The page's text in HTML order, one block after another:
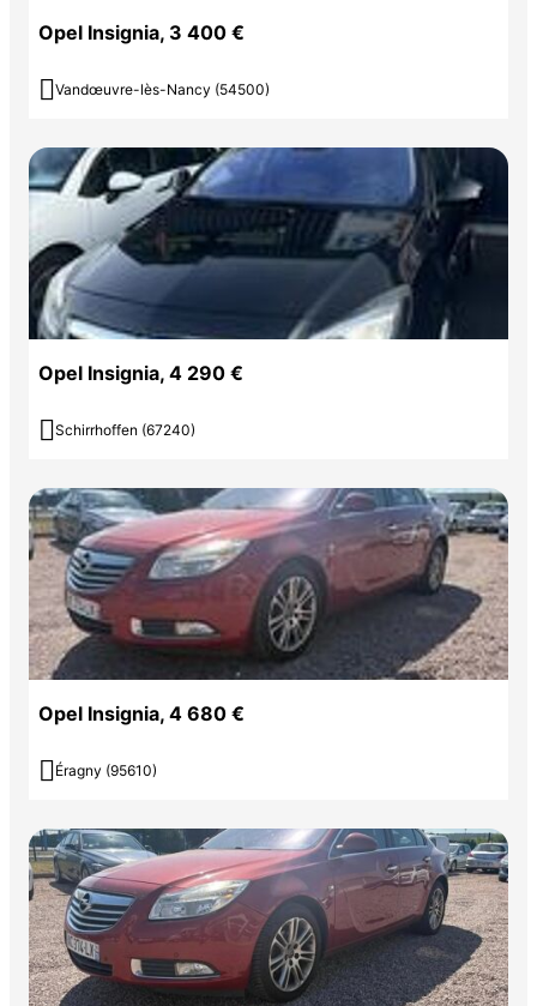
Opel Insignia, 3 400 €
 Vandœuvre-lès-Nancy (54500)
Opel Insignia, 4 290 €
 Schirrhoffen (67240)
Opel Insignia, 4 680 €
 Éragny (95610)